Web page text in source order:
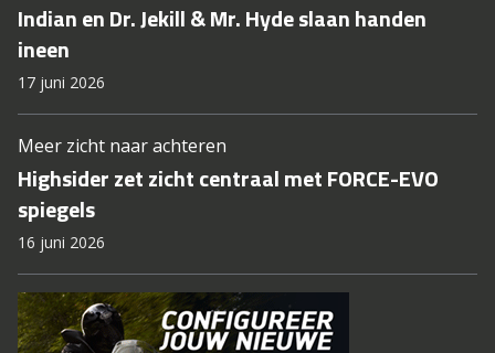
Indian en Dr. Jekill & Mr. Hyde slaan handen
ineen
17 juni 2026
Meer zicht naar achteren
Highsider zet zicht centraal met FORCE-EVO
spiegels
16 juni 2026